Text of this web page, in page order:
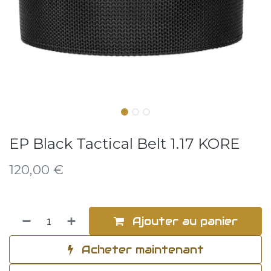
EP Black Tactical Belt 1.17 KORE
120,00 €
Ajouter au panier
Acheter maintenant